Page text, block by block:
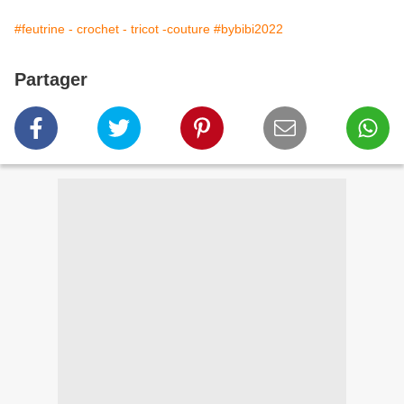
#feutrine - crochet - tricot -couture #bybibi2022
Partager